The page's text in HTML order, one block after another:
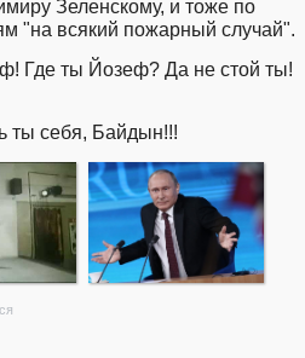
Зеленскому, и тоже по
"на всякий пожарный случай".
Где ты Йозеф? Да не стой ты!
ты себя, Байдын!!!